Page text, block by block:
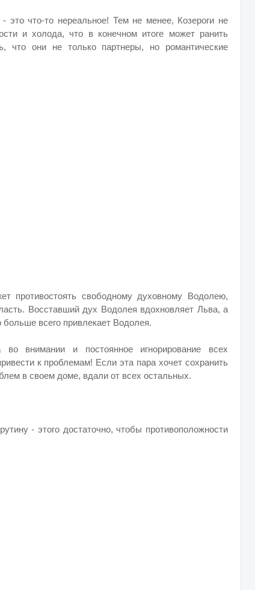
это что-то нереальное! Тем не менее, Козероги не
и холода, что в конечном итоге может ранить
что они не только партнеры, но романтические
противостоять свободному духовному Водолею,
Восставший дух Водолея вдохновляет Льва, а
всего привлекает Водолея.
внимании и постоянное игнорирование всех
к проблемам! Если эта пара хочет сохранить
в своем доме, вдали от всех остальных.
- этого достаточно, чтобы противоположности